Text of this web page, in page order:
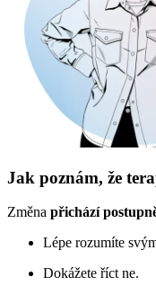
Jak poznám, že
Změna přichází
Lépe rozumíte
Dokážete říct ne.